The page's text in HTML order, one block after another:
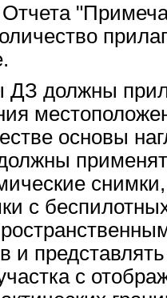
должны
основы
с
и
с